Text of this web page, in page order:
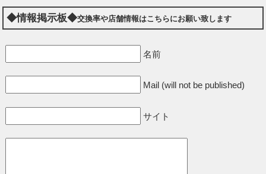
◆情報掲示板◆交換率や店舗情報はこちらにお願い致します
名前
Mail (will not be published)
サイト